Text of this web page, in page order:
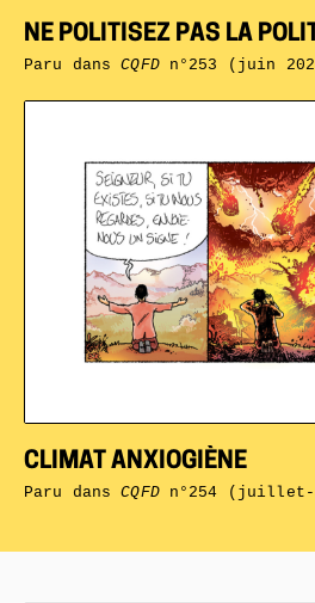
CLIMAT ANXIOGIÈNE
Paru dansCQFDn°254 (juillet-
NE POLITISEZ PAS LA
Paru dansCQFDn°253 (juin